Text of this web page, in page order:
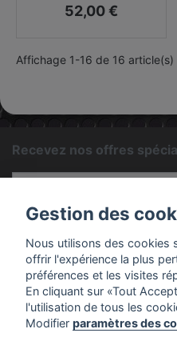
Prix
52,00 €
Affichage 1-16 de 16 article(s)
Recevez nos offres
Vous pouvez vous désinscrire
d'utilisation du site.
PRODUITS
Gestion des
Nous utilisons des cookies
offrir l'expérience la plus
préférences et les visites
En cliquant sur «Tout
l'utilisation de tous les
Modifier paramètres des